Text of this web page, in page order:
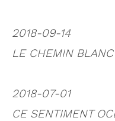
2018-09-14
LE CHEMIN BLANC
2018-07-01
CE SENTIMENT